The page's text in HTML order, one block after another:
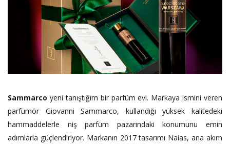
Sammarco yeni tanıştığım bir parfüm evi. Markaya ismini veren
parfümör Giovanni Sammarco, kullandığı yüksek kalitedeki
hammaddelerle niş parfüm pazarındaki konumunu emin
adımlarla güçlendiriyor. Markanın 2017 tasarımı Naias, ana akım